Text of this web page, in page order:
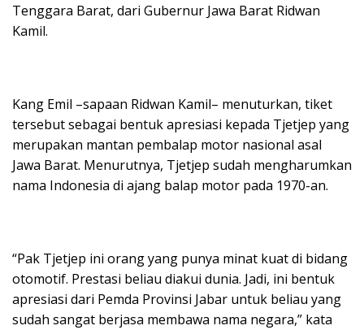
Tenggara Barat, dari Gubernur Jawa Barat Ridwan
Kamil.
Kang Emil –sapaan Ridwan Kamil– menuturkan, tiket
tersebut sebagai bentuk apresiasi kepada Tjetjep yang
merupakan mantan pembalap motor nasional asal
Jawa Barat. Menurutnya, Tjetjep sudah mengharumkan
nama Indonesia di ajang balap motor pada 1970-an.
“Pak Tjetjep ini orang yang punya minat kuat di bidang
otomotif. Prestasi beliau diakui dunia. Jadi, ini bentuk
apresiasi dari Pemda Provinsi Jabar untuk beliau yang
sudah sangat berjasa membawa nama negara,” kata